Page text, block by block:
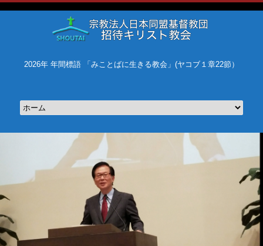
2026年 年間標語 「みことばに生きる教会」(ヤコブ１章22節）